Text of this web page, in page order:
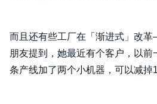
而且还有些工厂在「渐进式」改
朋友提到，她最近有个客户，以前
条产线加了两个小机器，可以减掉